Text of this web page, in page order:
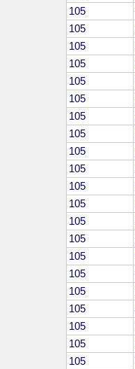
105
105
105
105
105
105
105
105
105
105
105
105
105
105
105
105
105
105
105
105
105